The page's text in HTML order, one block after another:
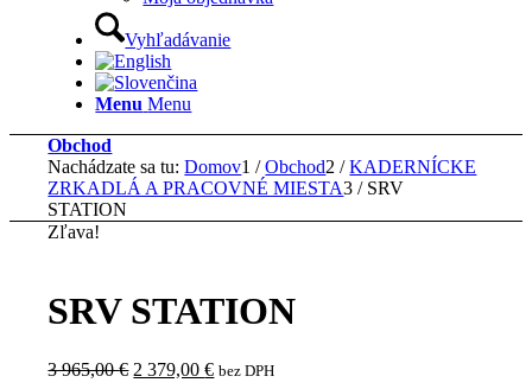
Vyhľadávanie
Menu Menu
Obchod
Nachádzate sa tu: Domov1 / Obchod2 / KADERNÍCKE
ZRKADLÁ A PRACOVNÉ MIESTA3 / SRV
STATION
Zľava!
SRV STATION
3 965,00€ Pôvodná
2 379,00€Aktuálna
bez DPH